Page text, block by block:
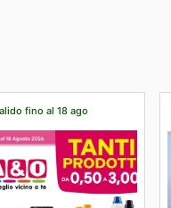
fino al 18 ago